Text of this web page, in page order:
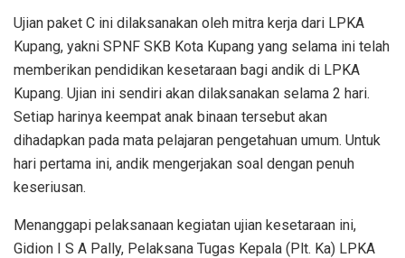
Ujian paket C ini dilaksanakan oleh mitra kerja dari LPKA
Kupang, yakni SPNF SKB Kota Kupang yang selama ini telah
memberikan pendidikan kesetaraan bagi andik di LPKA
Kupang. Ujian ini sendiri akan dilaksanakan selama 2 hari.
Setiap harinya keempat anak binaan tersebut akan
dihadapkan pada mata pelajaran pengetahuan umum. Untuk
hari pertama ini, andik mengerjakan soal dengan penuh
keseriusan.
Menanggapi pelaksanaan kegiatan ujian kesetaraan ini,
Gidion I S A Pally, Pelaksana Tugas Kepala (Plt. Ka) LPKA